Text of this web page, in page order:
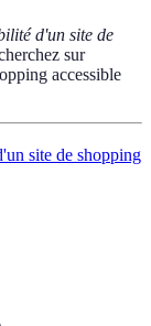
d'un site de
sur
accessible
site de shopping